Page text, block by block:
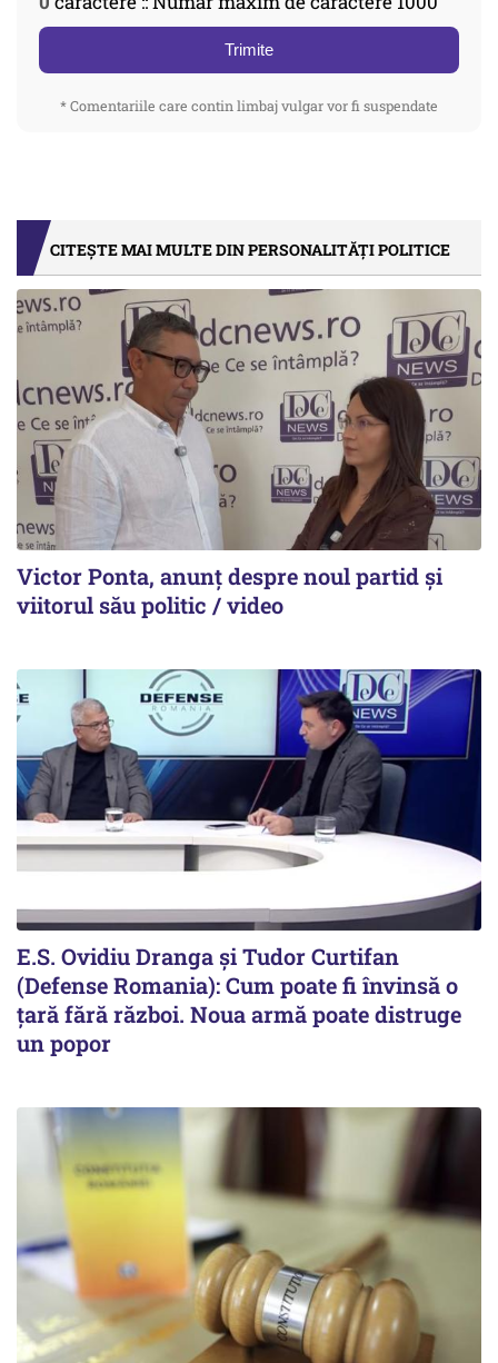
Trimite
* Comentariile care contin limbaj vulgar vor fi suspendate
CITEȘTE MAI MULTE DIN PERSONALITĂȚI POLITICE
Victor Ponta, anunț despre noul partid și
viitorul său politic / video
E.S. Ovidiu Dranga și Tudor Curtifan
(Defense Romania): Cum poate fi învinsă o
țară fără război. Noua armă poate distruge
un popor